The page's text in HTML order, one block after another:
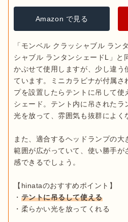
Amazon で見る
「モンベル クラッシャブル ラン
シャブル ランタンシェードL」と
かぶせて使用しますが、少し違う
ています。ミニカラビナが付属さ
プを設置したらテントに吊して使
シェード。テント内に吊された
光を放って、雰囲気も抜群によく
また、適合するヘッドランプの
範囲が広がっていて、使い勝手が
感できるでしょう。
【hinataのおすすめポイント】
・ テントに吊るして使える
・柔らかい光を放ってくれる